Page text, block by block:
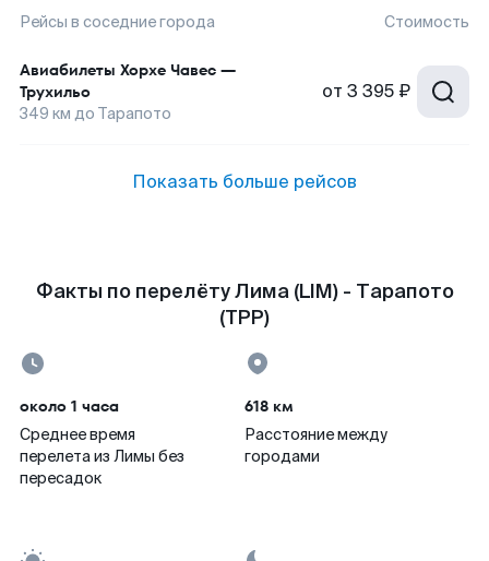
Рейсы в соседние города Стоимость
Авиабилеты Хорхе Чавес —
Трухильо
349 км до Тарапото
от 3 395 ₽
Показать больше рейсов
Факты по перелёту Лима (LIM) - Тарапото
(TPP)
около 1 часа
Среднее время
перелета из Лимы без
пересадок
618 км
Расстояние между
городами